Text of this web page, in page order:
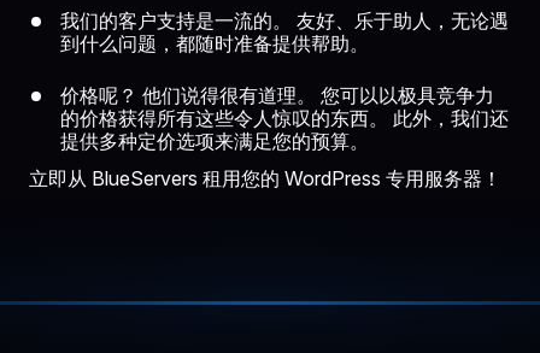
我们的客户支持是一流的。 友好、乐于助人，无论遇
到什么问题，都随时准备提供帮助。
价格呢？ 他们说得很有道理。 您可以以极具竞争力
的价格获得所有这些令人惊叹的东西。 此外，我们还
提供多种定价选项来满足您的预算。
立即从 BlueServers 租用您的 WordPress 专用服务器！